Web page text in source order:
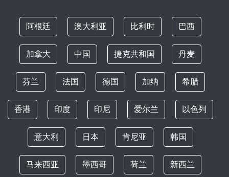
阿根廷 澳大利亚 比利时 巴西
加拿大 中国 捷克共和国 丹麦
芬兰 法国 德国 加纳 希腊
香港 印度 印尼 爱尔兰 以色列
意大利 日本 肯尼亚 韩国
马来西亚 墨西哥 荷兰 新西兰